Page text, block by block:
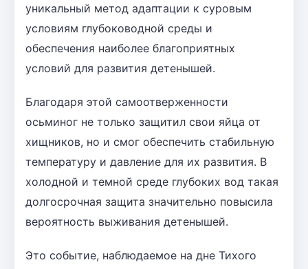
уникальный метод адаптации к суровым
условиям глубоководной среды и
обеспечения наиболее благоприятных
условий для развития детенышей.
Благодаря этой самоотверженности
осьминог не только защитил свои яйца от
хищников, но и смог обеспечить стабильную
температуру и давление для их развития. В
холодной и темной среде глубоких вод такая
долгосрочная защита значительно повысила
вероятность выживания детенышей.
Это событие, наблюдаемое на дне Тихого